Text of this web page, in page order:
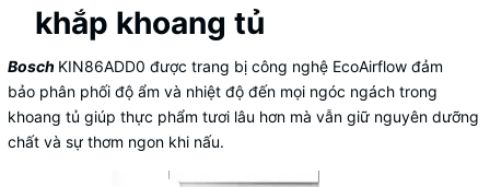
khắp khoang tủ
Bosch KIN86ADD0 được trang bị công nghệ EcoAirflow đảm
bảo phân phối độ ẩm và nhiệt độ đến mọi ngóc ngách trong
khoang tủ giúp thực phẩm tươi lâu hơn mà vẫn giữ nguyên dưỡng
chất và sự thơm ngon khi nấu.